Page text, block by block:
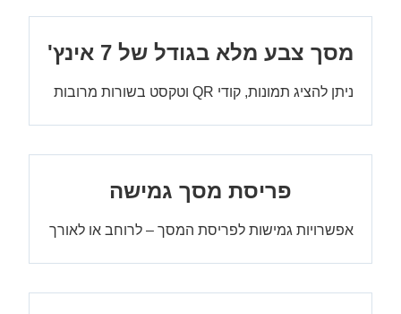
מסך צבע מלא בגודל של 7 אינץ'
ניתן להציג תמונות, קודי QR וטקסט בשורות מרובות
פריסת מסך גמישה
אפשרויות גמישות לפריסת המסך – לרוחב או לאורך